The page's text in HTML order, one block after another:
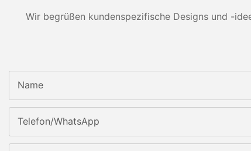
Wir begrüßen kundenspezifische Designs und -
Name
Telefon/WhatsApp